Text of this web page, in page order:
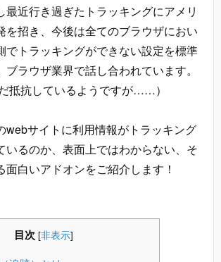
最近行き過ぎたトラッキングにアメリ
を招き、今後は全てのブラウザにおい
でトラッキングができない設定を標準
ブラウザ業界で話し合われています。
抵抗しているようですが……）
サイトに利用情報がトラッキング
いるのか、表面上ではわからない、そ
面白いアドオンをご紹介します！
目次 [非表示]